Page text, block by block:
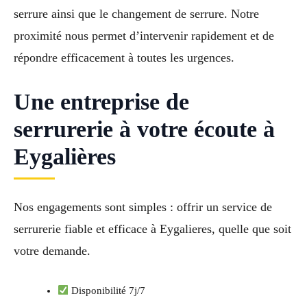
serrure ainsi que le changement de serrure. Notre
proximité nous permet d’intervenir rapidement et de
répondre efficacement à toutes les urgences.
Une entreprise de
serrurerie à votre écoute à
Eygalières
Nos engagements sont simples : offrir un service de
serrurerie fiable et efficace à Eygalieres, quelle que soit
votre demande.
Disponibilité 7j/7